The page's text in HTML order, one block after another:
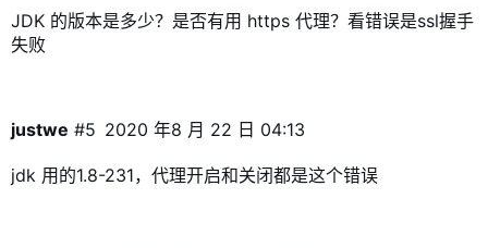
JDK 的版本是多少？是否有用 https 代理？看错误是ssl握手
失败
justwe 2020 年8 月 22 日 04:13
#5
jdk 用的1.8-231，代理开启和关闭都是这个错误